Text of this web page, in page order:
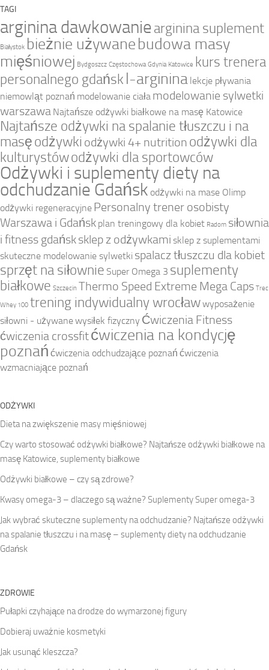
TAGI
arginina dawkowaniearginina suplement
Białystok bieżnie używanebudowa masy
mięśniowej Bydgoszcz Częstochowa Gdynia Katowice kurs trenera
personalnego gdańsk l-arginina lekcje pływania
niemowląt poznań modelowanie ciała modelowanie sylwetki
warszawa Najtańsze odżywki białkowe na masę Katowice
Najtańsze odżywki na spalanie tłuszczu i na
masęodżywki odżywki 4+ nutrition odżywki dla
kulturystówodżywki dla sportowców
Odżywki i suplementy diety na
odchudzanie Gdańsk odżywki na mase Olimp
odżywki regeneracyjne Personalny trener osobisty
Warszawa i Gdańsk plan treningowy dla kobiet Radom siłownia
i fitness gdańsksklep z odżywkami sklep z suplementami
skuteczne modelowanie sylwetki spalacz tłuszczu dla kobiet
sprzęt na siłownie Super Omega 3 suplementy
białkowe Szczecin Thermo Speed Extreme Mega Caps Trec
Whey 100 trening indywidualny wrocławwyposażenie
siłowni - używanewysiłek fizyczny Ćwiczenia Fitness
ćwiczenia crossfitćwiczenia na kondycję
poznań ćwiczenia odchudzające poznań ćwiczenia
wzmacniające poznań
ODŻYWKI
Dieta na zwiększenie masy mięśniowej
Czy warto stosować odżywki białkowe? Najtańsze odżywki białkowe na
masę Katowice, suplementy białkowe
Odżywki białkowe – czy są zdrowe?
Kwasy omega-3 – dlaczego są ważne? Suplementy Super omega-3
Jak wybrać skuteczne suplementy na odchudzanie? Najtańsze odżywki
na spalanie tłuszczu i na masę – suplementy diety na odchudzanie
Gdańsk
ZDROWIE
Pułapki czyhające na drodze do wymarzonej figury
Dobieraj uważnie kosmetyki
Jak usunąć kleszcza?